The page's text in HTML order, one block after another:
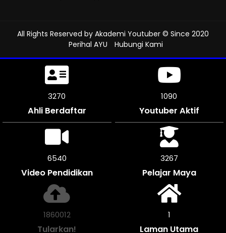
All Rights Reserved by Akademi Youtuber © Since 2020
Perihal AYU
Hubungi Kami
3699
Ahli Berdaftar
1232
Youtuber Aktif
7392
Video Pendidikan
3696
Pelajar Maya
2104256
Tularkan!
1
Laman Utama